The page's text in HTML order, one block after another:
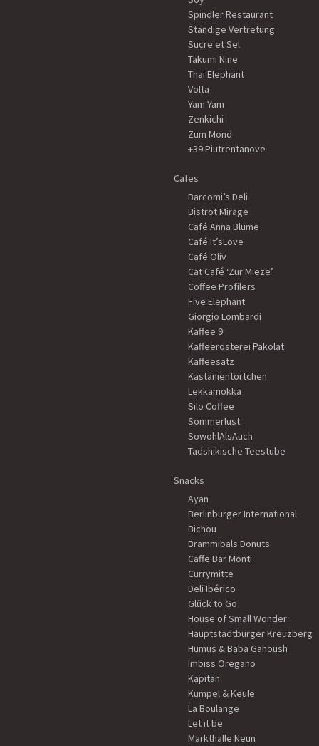
Spindler Restaurant
Ständige Vertretung
Sucre et Sel
Takumi Nine
Thai Elephant
Volta
Yam Yam
Zenkichi
Zum Mond
+39 Piutrentanove
Cafes
Barcomi’s Deli
Bistrot Mirage
Café Anna Blume
Café It’sLove
Café Oliv
Cat Café ‘Zur Mieze’
Coffee Profilers
Five Elephant
Giorgio Lombardi
Kaffee 9
Kaffeerösterei Pakolat
Kaffeesatz
Kastanientörtchen
Lekkamokka
Silo Coffee
Sommerlust
SowohlAlsAuch
Tadshikische Teestube
Snacks
Ayan
Berlinburger International
Bichou
Brammibals Donuts
Caffe Bar Monti
Currymitte
Deli Ibérico
Glück to Go
House of Small Wonder
Hauptstadtburger Kreuzberg
Humus & Baba Ganoush
Imbiss Oregano
Kapitän
Kumpel & Keule
La Boulange
Let it be
Markthalle Neun